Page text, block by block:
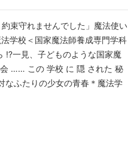
束守れませんでした」魔法使い
学校＜国家魔法師養成専門学科
⁉一見、子どものような国家魔
…… この 学校 に 隠 された 秘
なふたりの少女の青春＊魔法学